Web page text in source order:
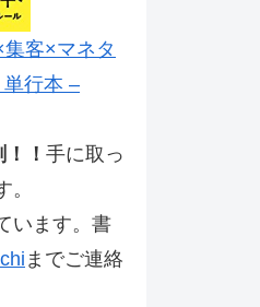
客×マネタ
行本 –
！ 手に取っ
います。書
までご連絡